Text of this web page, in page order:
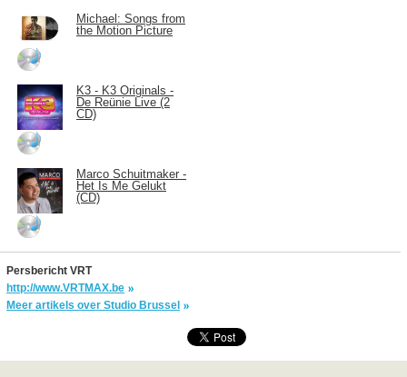
Michael: Songs from
the Motion Picture
K3 - K3 Originals -
De Reünie Live (2
CD)
Marco Schuitmaker -
Het Is Me Gelukt
(CD)
Persbericht VRT
http://www.VRTMAX.be
Meer artikels over Studio Brussel